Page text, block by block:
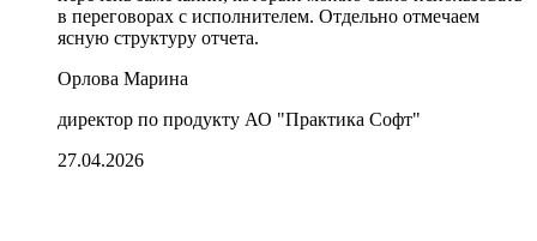
в переговорах с исполнителем. Отдельно отмечаем
ясную структуру отчета.
Орлова Марина
директор по продукту АО "Практика Софт"
27.04.2026